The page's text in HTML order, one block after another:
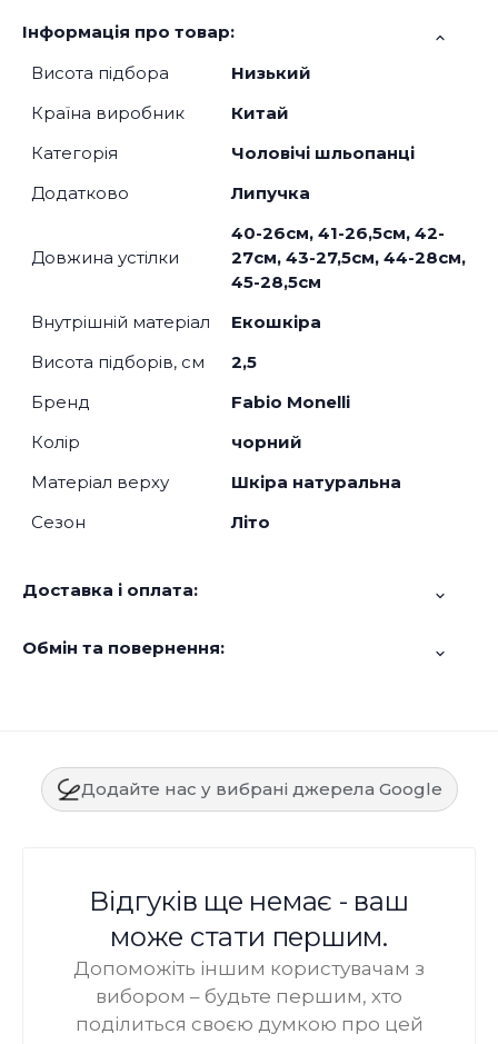
Інформація про товар:
Висота підбора
Низький
Країна виробник
Китай
Категорія
Чоловічі шльопанці
Додатково
Липучка
Довжина устілки
40-26см, 41-26,5см, 42-
27см, 43-27,5см, 44-28см,
45-28,5см
Внутрішній матеріал
Екошкіра
Висота підборів, см
2,5
Бренд
Fabio Monelli
Колір
чорний
Матеріал верху
Шкіра натуральна
Сезон
Літо
Доставка і оплата:
Обмін та повернення:
Додайте нас у вибрані джерела Google
Відгуків ще немає - ваш
може стати першим.
Допоможіть іншим користувачам з
вибором – будьте першим, хто
поділиться своєю думкою про цей